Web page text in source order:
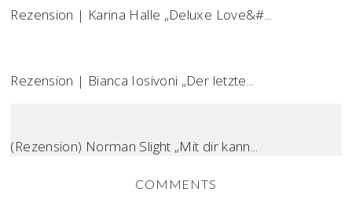
Rezension | Karina Halle „Deluxe Love&#...
Rezension | Bianca Iosivoni „Der letzte...
(Rezension) Norman Slight „Mit dir kann...
COMMENTS